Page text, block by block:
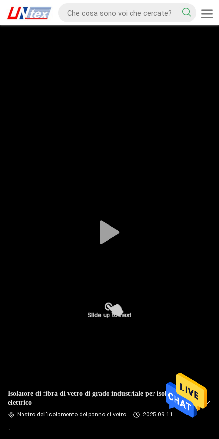
Isolatore di fibra di vetro di grado industriale per isolamento
elettrico
Nastro dell'isolamento del panno di vetro 2025-09-11